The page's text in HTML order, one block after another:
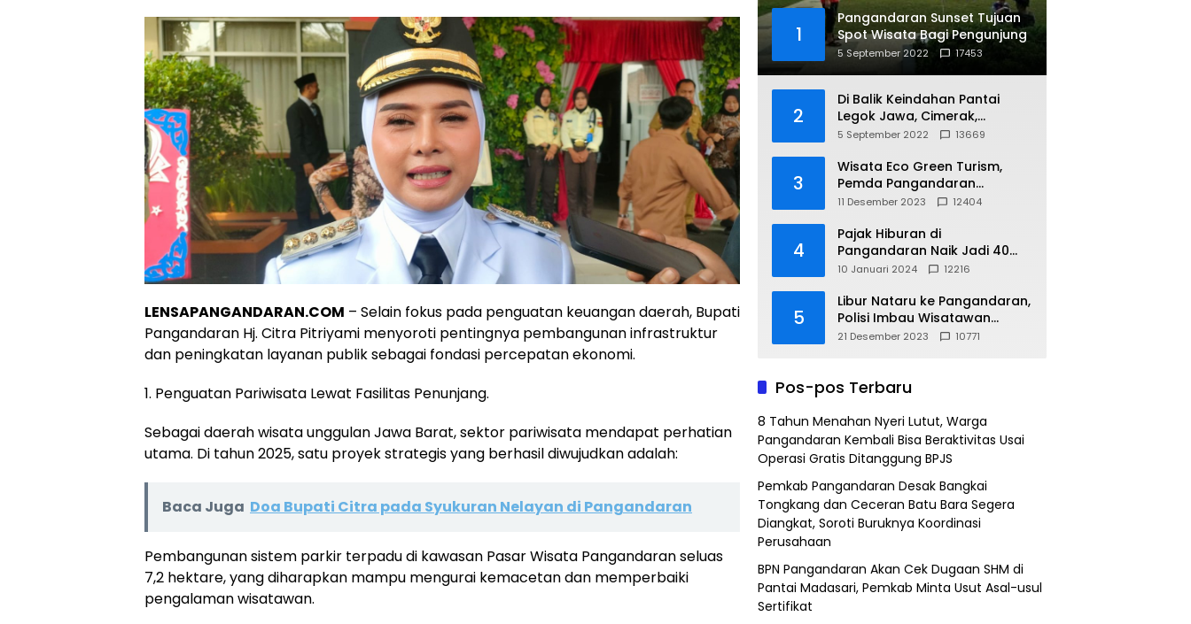
LENSAPANGANDARAN.COM – Selain fokus pada penguatan keuangan daerah, Bupati
Pangandaran Hj. Citra Pitriyami menyoroti pentingnya pembangunan infrastruktur
dan peningkatan layanan publik sebagai fondasi percepatan ekonomi.
1. Penguatan Pariwisata Lewat Fasilitas Penunjang.
Sebagai daerah wisata unggulan Jawa Barat, sektor pariwisata mendapat perhatian
utama. Di tahun 2025, satu proyek strategis yang berhasil diwujudkan adalah:
Baca Juga Doa Bupati Citra pada Syukuran Nelayan di Pangandaran
Pembangunan sistem parkir terpadu di kawasan Pasar Wisata Pangandaran seluas
7,2 hektare, yang diharapkan mampu mengurai kemacetan dan memperbaiki
pengalaman wisatawan.
1
Pangandaran Sunset Tujuan
Spot Wisata Bagi Pengunjung
5 September 2022 17453
2
Di Balik Keindahan Pantai
Legok Jawa, Cimerak,
Pangandaran
5 September 2022 13669
3
Wisata Eco Green Turism,
Pemda Pangandaran
Gandeng PLN
11 Desember 2023 12404
4
Pajak Hiburan di
Pangandaran Naik Jadi 40
Persen
10 Januari 2024 12216
5
Libur Nataru ke Pangandaran,
Polisi Imbau Wisatawan
Gunakan Jalur Arteri
21 Desember 2023 10771
Pos-pos Terbaru
8 Tahun Menahan Nyeri Lutut, Warga
Pangandaran Kembali Bisa Beraktivitas Usai
Operasi Gratis Ditanggung BPJS
Pemkab Pangandaran Desak Bangkai
Tongkang dan Ceceran Batu Bara Segera
Diangkat, Soroti Buruknya Koordinasi
Perusahaan
BPN Pangandaran Akan Cek Dugaan SHM di
Pantai Madasari, Pemkab Minta Usut Asal-usul
Sertifikat